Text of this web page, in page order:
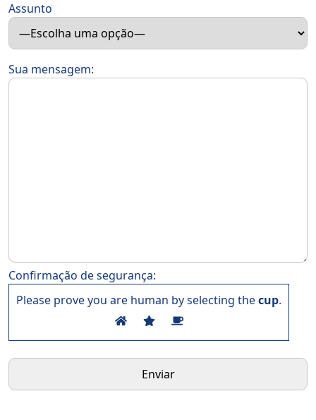
Assunto
Sua mensagem:
Confirmação de segurança:
Please prove you are human by selecting thecup.